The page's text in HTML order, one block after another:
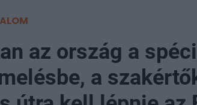
az ország a spéci
a